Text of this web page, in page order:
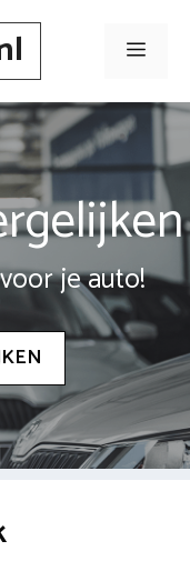
Menu
je auto!